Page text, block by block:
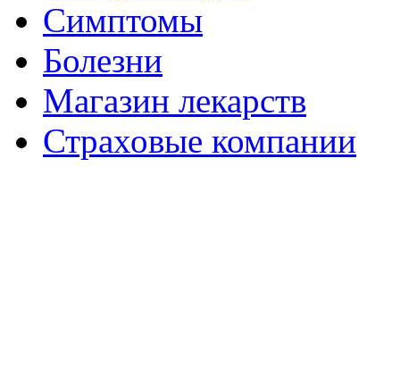
Симптомы
Болезни
Магазин лекарств
Страховые компании